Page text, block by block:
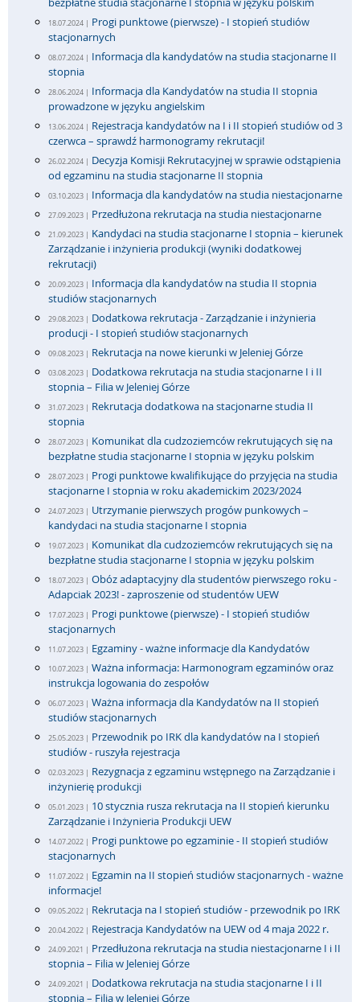
18.07.2024 | Progi punktowe (pierwsze) - I stopień studiów
stacjonarnych
08.07.2024 | Informacja dla kandydatów na studia stacjonarne II
stopnia
28.06.2024 | Informacja dla Kandydatów na studia II stopnia
prowadzone w języku angielskim
13.06.2024 | Rejestracja kandydatów na I i II stopień studiów od 3
czerwca – sprawdź harmonogramy rekrutacji!
26.02.2024 | Decyzja Komisji Rekrutacyjnej w sprawie odstąpienia
od egzaminu na studia stacjonarne II stopnia
03.10.2023 | Informacja dla kandydatów na studia niestacjonarne
27.09.2023 | Przedłużona rekrutacja na studia niestacjonarne
21.09.2023 | Kandydaci na studia stacjonarne I stopnia – kierunek
Zarządzanie i inżynieria produkcji (wyniki dodatkowej
rekrutacji)
20.09.2023 | Informacja dla kandydatów na studia II stopnia
studiów stacjonarnych
29.08.2023 | Dodatkowa rekrutacja - Zarządzanie i inżynieria
producji - I stopień studiów stacjonarnych
09.08.2023 | Rekrutacja na nowe kierunki w Jeleniej Górze
03.08.2023 | Dodatkowa rekrutacja na studia stacjonarne I i II
stopnia – Filia w Jeleniej Górze
31.07.2023 | Rekrutacja dodatkowa na stacjonarne studia II
stopnia
28.07.2023 | Komunikat dla cudzoziemców rekrutujących się na
bezpłatne studia stacjonarne I stopnia w języku polskim
28.07.2023 | Progi punktowe kwalifikujące do przyjęcia na studia
stacjonarne I stopnia w roku akademickim 2023/2024
24.07.2023 | Utrzymanie pierwszych progów punkowych –
kandydaci na studia stacjonarne I stopnia
19.07.2023 | Komunikat dla cudzoziemców rekrutujących się na
bezpłatne studia stacjonarne I stopnia w języku polskim
18.07.2023 | Obóz adaptacyjny dla studentów pierwszego roku -
Adapciak 2023! - zaproszenie od studentów UEW
17.07.2023 | Progi punktowe (pierwsze) - I stopień studiów
stacjonarnych
11.07.2023 | Egzaminy - ważne informacje dla Kandydatów
10.07.2023 | Ważna informacja: Harmonogram egzaminów oraz
instrukcja logowania do zespołów
06.07.2023 | Ważna informacja dla Kandydatów na II stopień
studiów stacjonarnych
25.05.2023 | Przewodnik po IRK dla kandydatów na I stopień
studiów - ruszyła rejestracja
02.03.2023 | Rezygnacja z egzaminu wstępnego na Zarządzanie i
inżynierię produkcji
05.01.2023 | 10 stycznia rusza rekrutacja na II stopień kierunku
Zarządzanie i Inżynieria Produkcji UEW
14.07.2022 | Progi punktowe po egzaminie - II stopień studiów
stacjonarnych
11.07.2022 | Egzamin na II stopień studiów stacjonarnych - ważne
informacje!
09.05.2022 | Rekrutacja na I stopień studiów - przewodnik po IRK
20.04.2022 | Rejestracja Kandydatów na UEW od 4 maja 2022 r.
24.09.2021 | Przedłużona rekrutacja na studia niestacjonarne I i II
stopnia – Filia w Jeleniej Górze
24.09.2021 | Dodatkowa rekrutacja na studia stacjonarne I i II
stopnia – Filia w Jeleniej Górze